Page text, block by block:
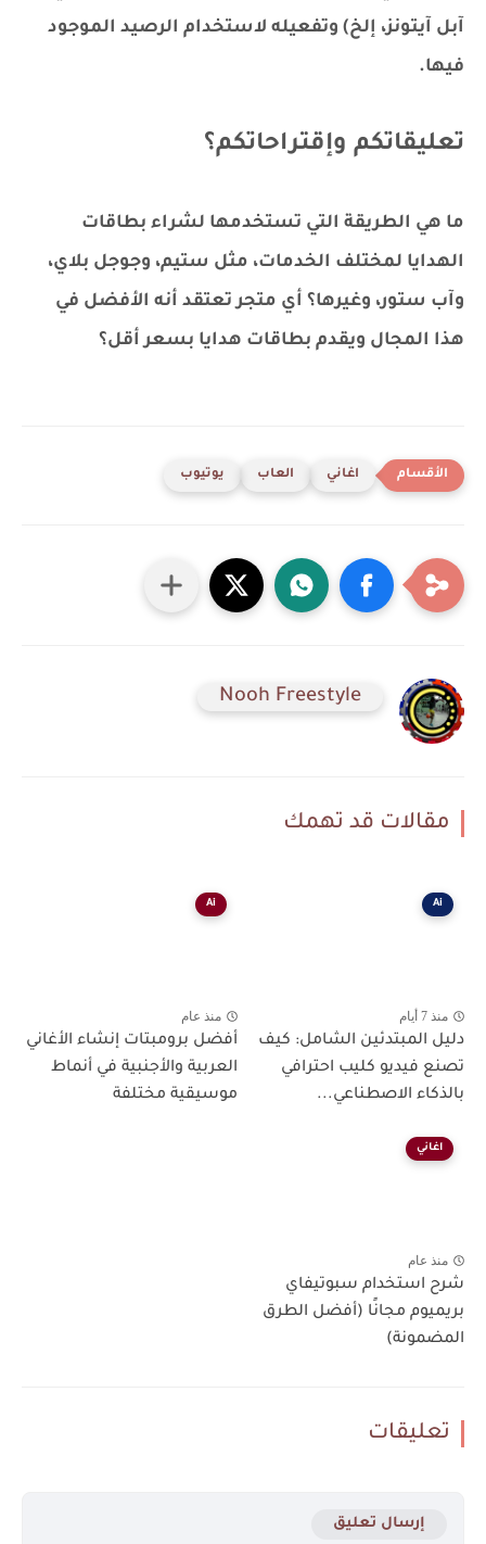
آبل آيتونز، إلخ) وتفعيله لاستخدام الرصيد الموجود
فيها.
تعليقاتكم وإقتراحاتكم؟
ما هي الطريقة التي تستخدمها لشراء بطاقات
الهدايا لمختلف الخدمات، مثل ستيم، وجوجل بلاي،
وآب ستور، وغيرها؟ أي متجر تعتقد أنه الأفضل في
هذا المجال ويقدم بطاقات هدايا بسعر أقل؟
اغاني العاب يوتيوب
Nooh Freestyle
مقالات قد تهمك
Ai
منذ 7 أيام
دليل المبتدئين الشامل: كيف
تصنع فيديو كليب احترافي
بالذكاء الاصطناعي...
Ai
منذ عام
أفضل برومبتات إنشاء الأغاني
العربية والأجنبية في أنماط
موسيقية مختلفة
اغاني
منذ عام
شرح استخدام سبوتيفاي
بريميوم مجانًا (أفضل الطرق
المضمونة)
تعليقات
إرسال تعليق